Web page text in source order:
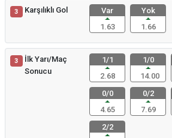
3 Karşılıklı Gol
Var
1.63
Yok
1.66
3
İlk Yarı/Maç
Sonucu
1/1
2.68
1/0
14.00
0/0
4.65
0/2
7.69
2/2